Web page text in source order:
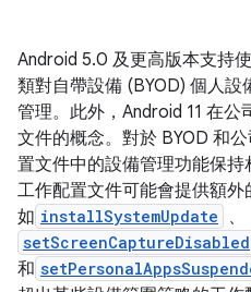
Android 5.0 及更高版本支持
類對自帶設備 (BYOD) 個人
管理。此外，Android 11 在
文件的概念。對於 BYOD 和
置文件中的設備管理功能保
工作配置文件可能會提供額外
如 installSystemUpdate 、
setScreenCaptureDisabled
和